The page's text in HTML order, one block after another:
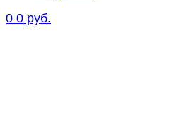
0 0 руб.